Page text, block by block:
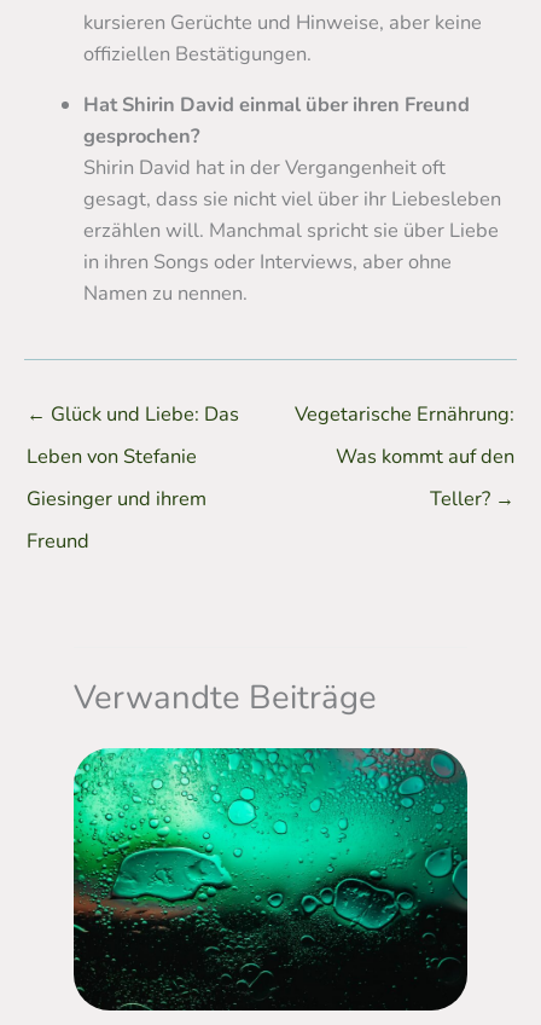
kursieren Gerüchte und Hinweise, aber keine
offiziellen Bestätigungen.
Hat Shirin David einmal über ihren Freund
gesprochen?
Shirin David hat in der Vergangenheit oft
gesagt, dass sie nicht viel über ihr Liebesleben
erzählen will. Manchmal spricht sie über Liebe
in ihren Songs oder Interviews, aber ohne
Namen zu nennen.
← Glück und Liebe: Das
Leben von Stefanie
Giesinger und ihrem
Freund
Vegetarische Ernährung:
Was kommt auf den
Teller? →
Verwandte Beiträge